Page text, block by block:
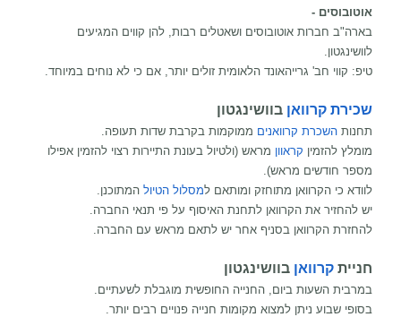
אוטובוסים -
בארה"ב חברות אוטובוסים ושאטלים רבות, להן קווים המגיעים
לוושינגטון.
טיפ: קווי חב' גרייהאונד הלאומית זולים יותר, אם כי לא נוחים במיוחד.
שכירת קרוואן בוושינגטון
תחנות השכרת קרוואנים ממוקמות בקרבת שדות תעופה.
מומלץ להזמין קראוון מראש (ולטיול בעונת התיירות רצוי להזמין אפילו
מספר חודשים מראש).
לוודא כי הקרוואן מתוחזק ומותאם למסלול הטיול המתוכנן.
יש להחזיר את הקרוואן לתחנת האיסוף על פי תנאי החברה.
להחזרת הקרוואן בסניף אחר יש לתאם מראש עם החברה.
חניית קרוואן בוושינגטון
במרבית השעות ביום, החנייה החופשית מוגבלת לשעתיים.
בסופי שבוע ניתן למצוא מקומות חנייה פנויים רבים יותר.